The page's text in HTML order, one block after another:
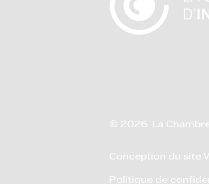
© 2026 La
Conception du site
Politique de